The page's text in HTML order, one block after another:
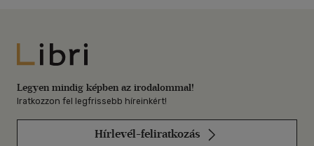
Libri
Legyen mindig képben az irodalommal!
Iratkozzon fel legfrissebb híreinkért!
Hírlevél-feliratkozás